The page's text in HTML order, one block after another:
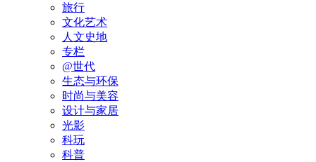
旅行
文化艺术
人文史地
专栏
@世代
生态与环保
时尚与美容
设计与家居
光影
科玩
科普